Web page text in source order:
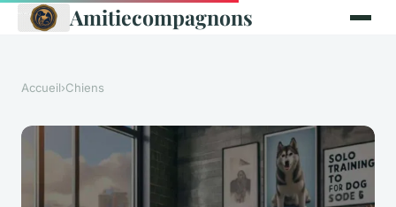
Amitiecompagnons
Accueil›Chiens